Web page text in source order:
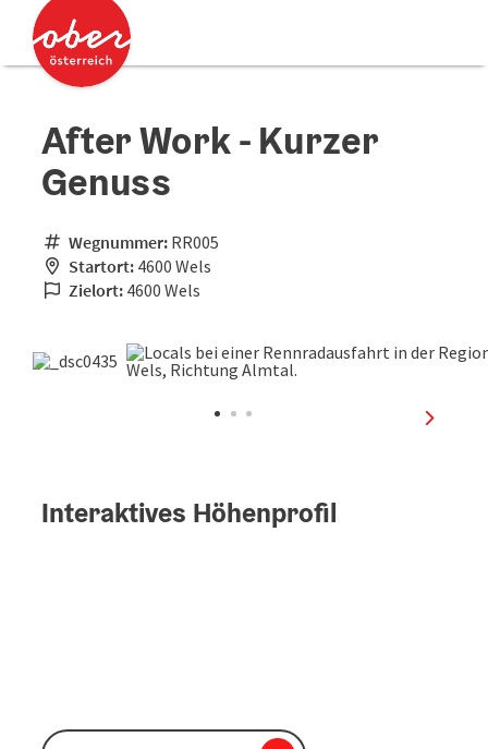
Zum Inhalt
Zum Seitenanfang
After Work - Kurzer
Genuss
Wegnummer: RR005
Startort: 4600 Wels
Zielort: 4600 Wels
Interaktives Höhenprofil